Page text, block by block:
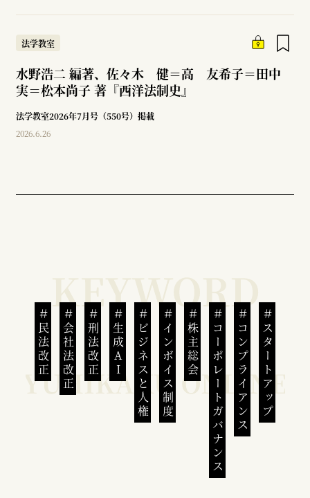
法学教室
水野浩二 編著、佐々木 健＝高 友希子＝田中
実＝松本尚子 著『西洋法制史』
法学教室2026年7月号（550号）掲載
2026.6.26
民法改正 会社法改正 刑法改正 生成AI ビジネスと人権インボイス制度 株主総会 コーポレートガバナンスコンプライアンススタートアップ